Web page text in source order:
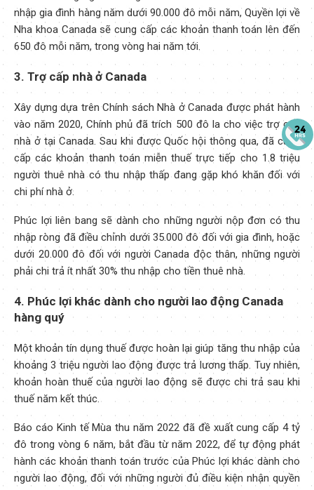
nhập gia đình hàng năm dưới 90.000 đô mỗi năm, Quyền lợi về
Nha khoa Canada sẽ cung cấp các khoản thanh toán lên đến
650 đô mỗi năm, trong vòng hai năm tới.
3. Trợ cấp nhà ở Canada
Xây dựng dựa trên Chính sách Nhà ở Canada được phát hành
vào năm 2020, Chính phủ đã trích 500 đô la cho việc trợ cấp
nhà ở tại Canada. Sau khi được Quốc hội thông qua, đã cung
cấp các khoản thanh toán miễn thuế trực tiếp cho 1.8 triệu
người thuê nhà có thu nhập thấp đang gặp khó khăn đối với
chi phí nhà ở.
Phúc lợi liên bang sẽ dành cho những người nộp đơn có thu
nhập ròng đã điều chỉnh dưới 35.000 đô đối với gia đình, hoặc
dưới 20.000 đô đối với người Canada độc thân, những người
phải chi trả ít nhất 30% thu nhập cho tiền thuê nhà.
4. Phúc lợi khác dành cho người lao động Canada
hàng quý
Một khoản tín dụng thuế được hoàn lại giúp tăng thu nhập của
khoảng 3 triệu người lao động được trả lương thấp. Tuy nhiên,
khoản hoàn thuế của người lao động sẽ được chi trả sau khi
thuế năm kết thúc.
Báo cáo Kinh tế Mùa thu năm 2022 đã đề xuất cung cấp 4 tỷ
đô trong vòng 6 năm, bắt đầu từ năm 2022, để tự động phát
hành các khoản thanh toán trước của Phúc lợi khác dành cho
người lao động, đối với những người đủ điều kiện nhận quyền